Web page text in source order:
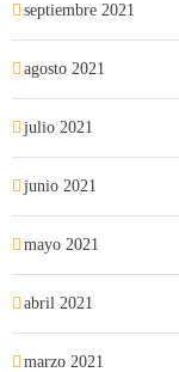
septiembre 2021
agosto 2021
julio 2021
junio 2021
mayo 2021
abril 2021
marzo 2021